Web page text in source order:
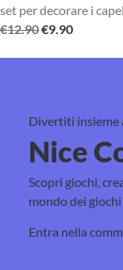
set per decorare i
€12.90Il
€9.90Il
Divertiti insieme
Nice
Scopri giochi,
mondo dei
Entra nella